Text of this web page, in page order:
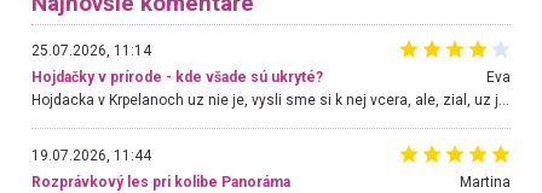
25.07.2026, 11:14
Hojdačky v prírode - kde všade sú ukryté?
Eva
Hojdacka v Krpelanoch uz nie je, vysli sme si k nej vcera, ale, zial, uz je znicena. Ak sem planujete cestu len kvoli hojdacke, mozete si ju usetrit. Krasny vyhlad je tu vsak aj bez hojdacky :-)
19.07.2026, 11:44
Rozprávkový les pri kolibe Panoráma
Martina